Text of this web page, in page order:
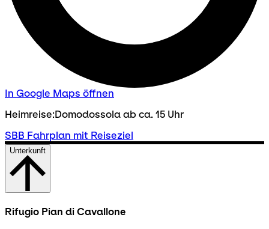
In Google Maps öffnen
Heimreise:Domodossola ab ca. 15 Uhr
SBB Fahrplan mit Reiseziel
Unterkunft
Rifugio Pian di Cavallone